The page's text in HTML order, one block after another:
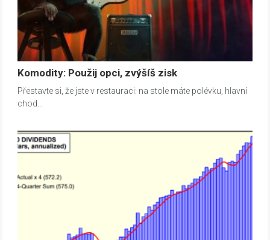
Komodity: Použij opci, zvýšíš zisk
Přestavte si, že jste v restauraci: na stole máte polévku, hlavní
chod…